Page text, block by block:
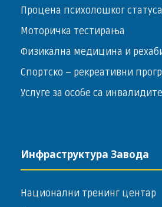
Процена психолошког статуса
Моторичка тестирања
Физикална медицина и
Спортско – ­рекреативни
Услуге за особе са
Инфраструктура Завода
Национални тренинг центар